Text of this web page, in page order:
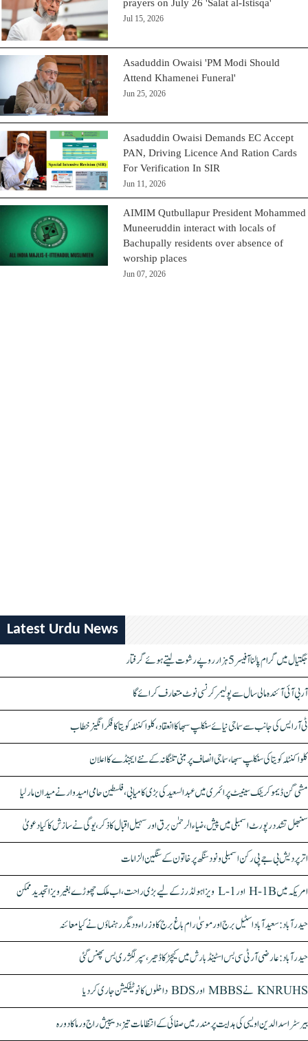
prayers on July 26 'Salat al-Istisqa'
Jul 15, 2026
Asaduddin Owaisi 'PM Modi Should
Attend Khamenei Funeral'
Jun 25, 2026
Asaduddin Owaisi Demands EC Accept
PAN, Driving Licence And Ration Cards
For Verification In SIR
Jun 11, 2026
AIMIM Qutbullapur President Mohammed
Muneeruddin interact with locals of
Bachupally residents over absence of
worship places
Jun 07, 2026
Latest Urdu News
جگتیال میں گرام پالنا آفیسر 5 ہزار روپے رشوت لیتے ہوئے گرفتار
آر بی آئی آئندہ مالی سال سے پولیمر کرنسی نوٹ متعارف کرائے گا
ٹی آر ایس کی جانب سے سماجی نیائے سنکلپ سبھا کا انعقاد، کلواکنٹلہ کویتا کا فکر انگیز خطاب
کلواکنٹلہ کویتا کی سنکلپ سبھا، سماجی انصاف پر مبنی تلنگانہ کے نئے ایجنڈے کا اعلان
مشی گن ڈیموکریٹک سینیٹ پرائمری میں عبدالسعید کی بڑی کامیابی، فلسطین حامی امیدوار نے میدان مار لیا
سنبھل تشدد رپورٹ اسمبلی میں پیش، ضیاء الرحمٰن برق اور سہیل اقبال کا ذکر، یوگی نے سازش کا کیا دعویٰ
اتر پردیش بی جے پی رکن اسمبلی ونود سنگھ پر خاتون کے سنگین الزامات
امریکہ میں H-1B اور L-1 ویزا ہولڈرز کے لیے بڑی راحت، اب ملک چھوڑے بغیر ویزا تجدید ممکن
حیدرآباد: سعیدآباد اسٹیل برج اور موسیٰ رام باغ برج کا وزراء و دیگر رہنماؤں نے کیا معائنہ
حیدرآباد: عارضی آر ٹی سی بس اسٹینڈ بارش میں کیچڑ کا ڈھیر، سپر لگژری بس پھنس گئی
KNRUHS نے MBBS اور BDS داخلوں کا نوٹیفکیشن جاری کر دیا
بیرسٹر اسدالدین اویسی کی ہدایت پر مندر میں صفائی کے انتظامات تیز، دیپیش راج ورما کا دورہ